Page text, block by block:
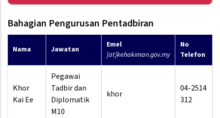
Bahagian Pengurusan Pentadbiran
Nama Jawatan
Emel
[at]kehakiman.gov.my
No
Telefon
Khor
Kai Ee
Pegawai
Tadbir dan
Diplomatik
M10
khor
04-2514
312